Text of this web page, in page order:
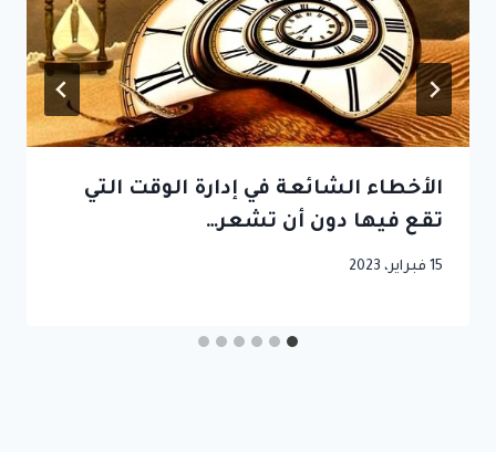
الأخطاء الشائعة في إدارة الوقت التي
تقع فيها دون أن تشعر…
15 فبراير، 2023